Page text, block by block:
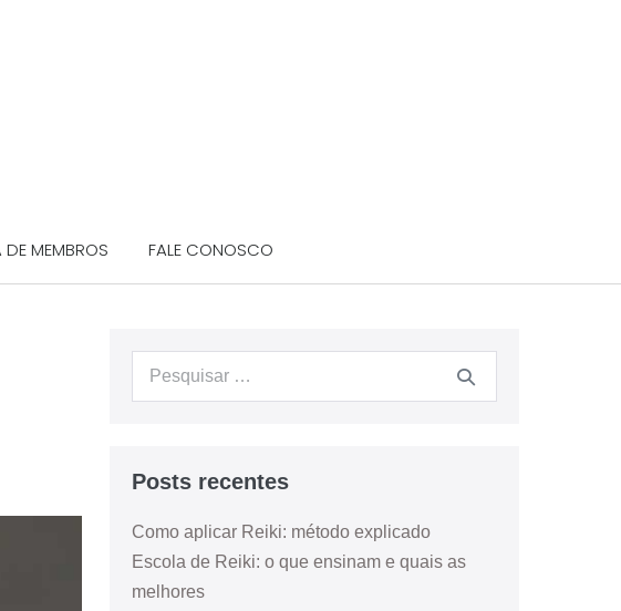
DE MEMBROS FALE CONOSCO
Posts recentes
Como aplicar Reiki: método explicado
Escola de Reiki: o que ensinam e quais as
melhores